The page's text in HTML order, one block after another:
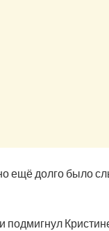
ещё долго было
подмигнул